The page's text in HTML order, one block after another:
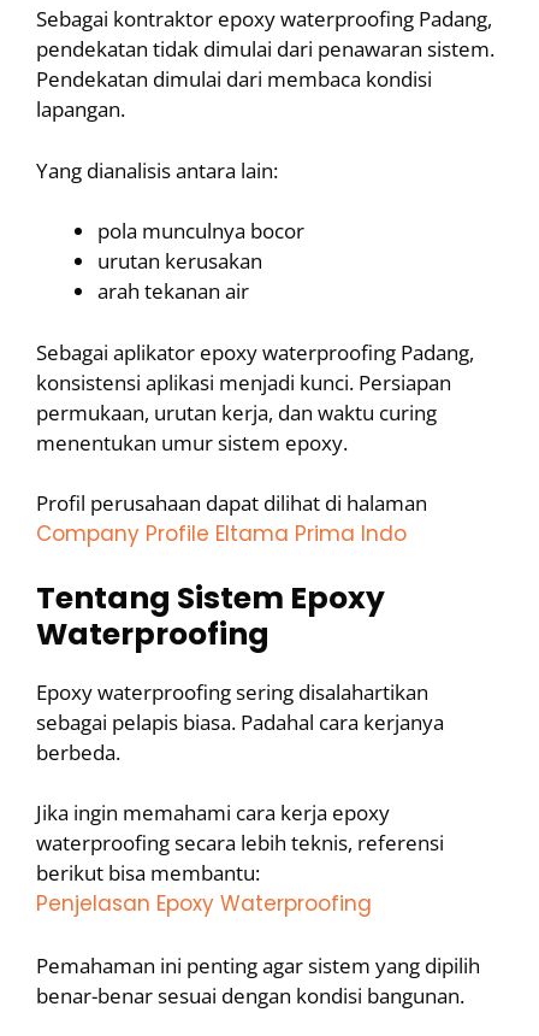
Sebagai kontraktor epoxy waterproofing Padang,
pendekatan tidak dimulai dari penawaran sistem.
Pendekatan dimulai dari membaca kondisi
lapangan.
Yang dianalisis antara lain:
pola munculnya bocor
urutan kerusakan
arah tekanan air
Sebagai aplikator epoxy waterproofing Padang,
konsistensi aplikasi menjadi kunci. Persiapan
permukaan, urutan kerja, dan waktu curing
menentukan umur sistem epoxy.
Profil perusahaan dapat dilihat di halaman
Company Profile Eltama Prima Indo
Tentang Sistem Epoxy
Waterproofing
Epoxy waterproofing sering disalahartikan
sebagai pelapis biasa. Padahal cara kerjanya
berbeda.
Jika ingin memahami cara kerja epoxy
waterproofing secara lebih teknis, referensi
berikut bisa membantu:
Penjelasan Epoxy Waterproofing
Pemahaman ini penting agar sistem yang dipilih
benar-benar sesuai dengan kondisi bangunan.